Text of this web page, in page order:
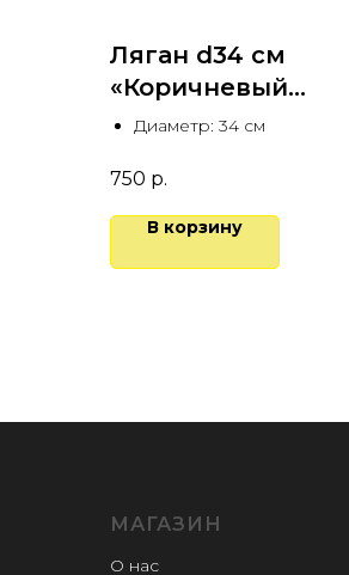
Ляган d34 см
«Коричневый
карандаш»
Диаметр: 34 см
750 р.
В корзину
МАГАЗИН
О нас